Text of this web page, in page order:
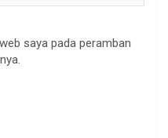
saya pada peramban